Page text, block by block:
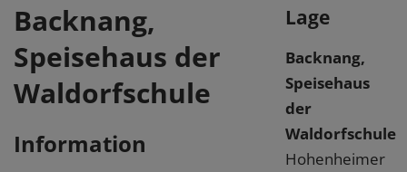
Backnang,
Speisehaus der
Waldorfschule
Information
Lage
Backnang,
Speisehaus
der
Waldorfschule
Hohenheimer